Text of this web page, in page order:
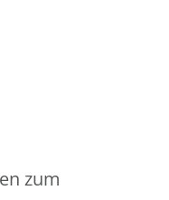
zum